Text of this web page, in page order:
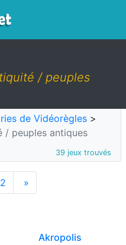
/ peuples
de Vidéorègles >
/ peuples antiques
39 jeux trouvés
2 »
Akropolis